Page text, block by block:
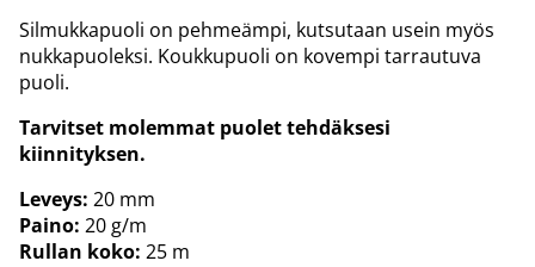
Silmukkapuoli on pehmeämpi, kutsutaan usein myös
nukkapuoleksi. Koukkupuoli on kovempi tarrautuva
puoli.
Tarvitset molemmat puolet tehdäksesi
kiinnityksen.
Leveys: 20 mm
Paino: 20 g/m
Rullan koko: 25 m